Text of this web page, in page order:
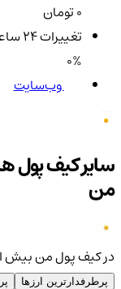
تغییرات ۲۴ ساعته
0%
وب‌سایت
سایر کیف پول
من
در کیف پول من بیش از ۳,۰۰۰ ارز دیجیتال قابل معامله وجود دارد
پرطرفدارترین ارزها